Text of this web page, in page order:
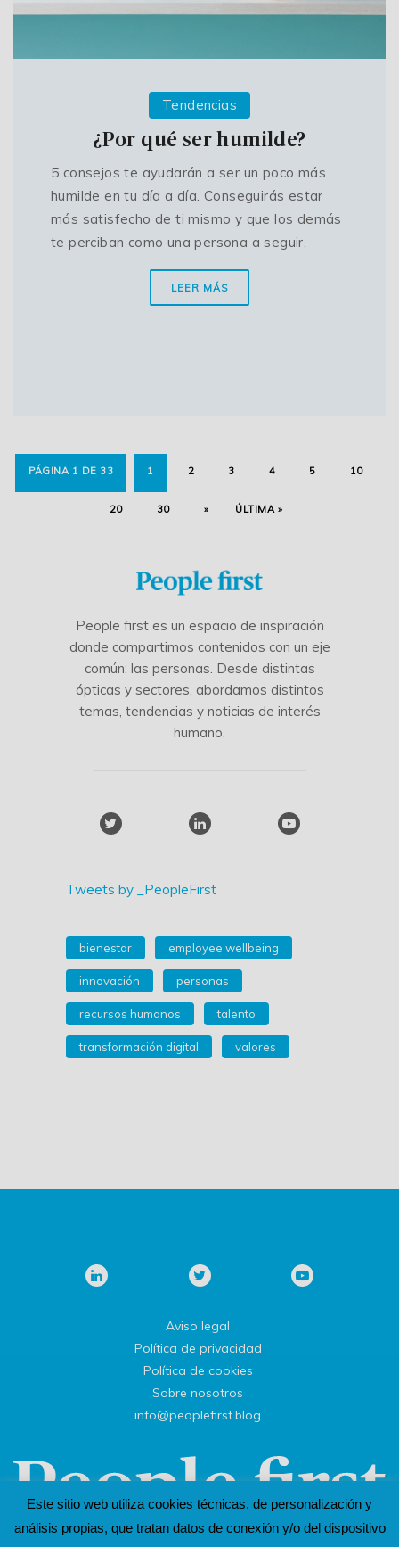
Tendencias
¿Por qué ser humilde?
5 consejos te ayudarán a ser un poco más
humilde en tu día a día. Conseguirás estar
más satisfecho de ti mismo y que los demás
te perciban como una persona a seguir.
LEER MÁS
PÁGINA 1 DE 33 1 2 3 4 5 10
20 30 » ÚLTIMA »
People first es un espacio de inspiración
donde compartimos contenidos con un eje
común: las personas. Desde distintas
ópticas y sectores, abordamos distintos
temas, tendencias y noticias de interés
humano.
Tweets by _PeopleFirst
bienestar employee wellbeing
innovación personas
recursos humanos talento
transformación digital valores
Aviso legal
Política de privacidad
Política de cookies
Sobre nosotros
info@peoplefirst.blog
Un espacio de inspiración. De y para personas
Este sitio web utiliza cookies técnicas, de personalización y
análisis propias, que tratan datos de conexión y/o del dispositivo